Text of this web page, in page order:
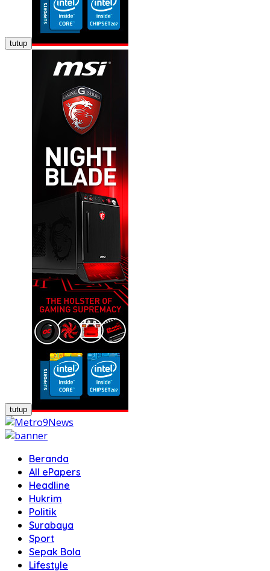
tutup
tutup
Beranda
All ePapers
Headline
Hukrim
Politik
Surabaya
Sport
Sepak Bola
Lifestyle